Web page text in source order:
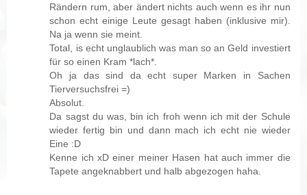
Rändern rum, aber ändert nichts auch wenn es ihr nun
schon echt einige Leute gesagt haben (inklusive mir).
Na ja wenn sie meint.
Total, is echt unglaublich was man so an Geld investiert
für so einen Kram *lach*.
Oh ja das sind da echt super Marken in Sachen
Tierversuchsfrei =)
Absolut.
Da sagst du was, bin ich froh wenn ich mit der Schule
wieder fertig bin und dann mach ich echt nie wieder
Eine :D
Kenne ich xD einer meiner Hasen hat auch immer die
Tapete angeknabbert und halb abgezogen haha.